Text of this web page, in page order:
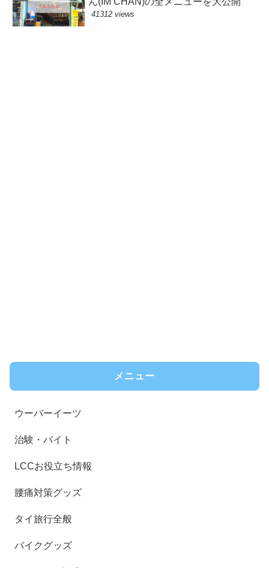
41312 views
メニュー
ウーバーイーツ
治験・バイト
LCCお役立ち情報
腰痛対策グッズ
タイ旅行全般
バイクグッズ